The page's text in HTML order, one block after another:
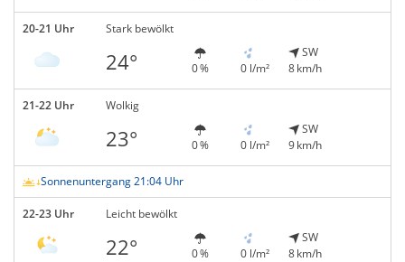
20-21 Uhr Stark bewölkt
24° 0 % 0 l/m²
SW
8 km/h
21-22 Uhr Wolkig
23° 0 % 0 l/m²
SW
9 km/h
Sonnenuntergang 21:04 Uhr
22-23 Uhr Leicht bewölkt
22° 0 % 0 l/m²
SW
8 km/h